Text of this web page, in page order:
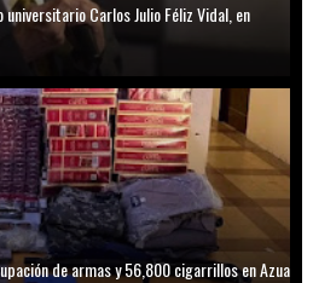
Carlos Julio Féliz Vidal, en
de armas y 56,800 cigarrillos en Azua